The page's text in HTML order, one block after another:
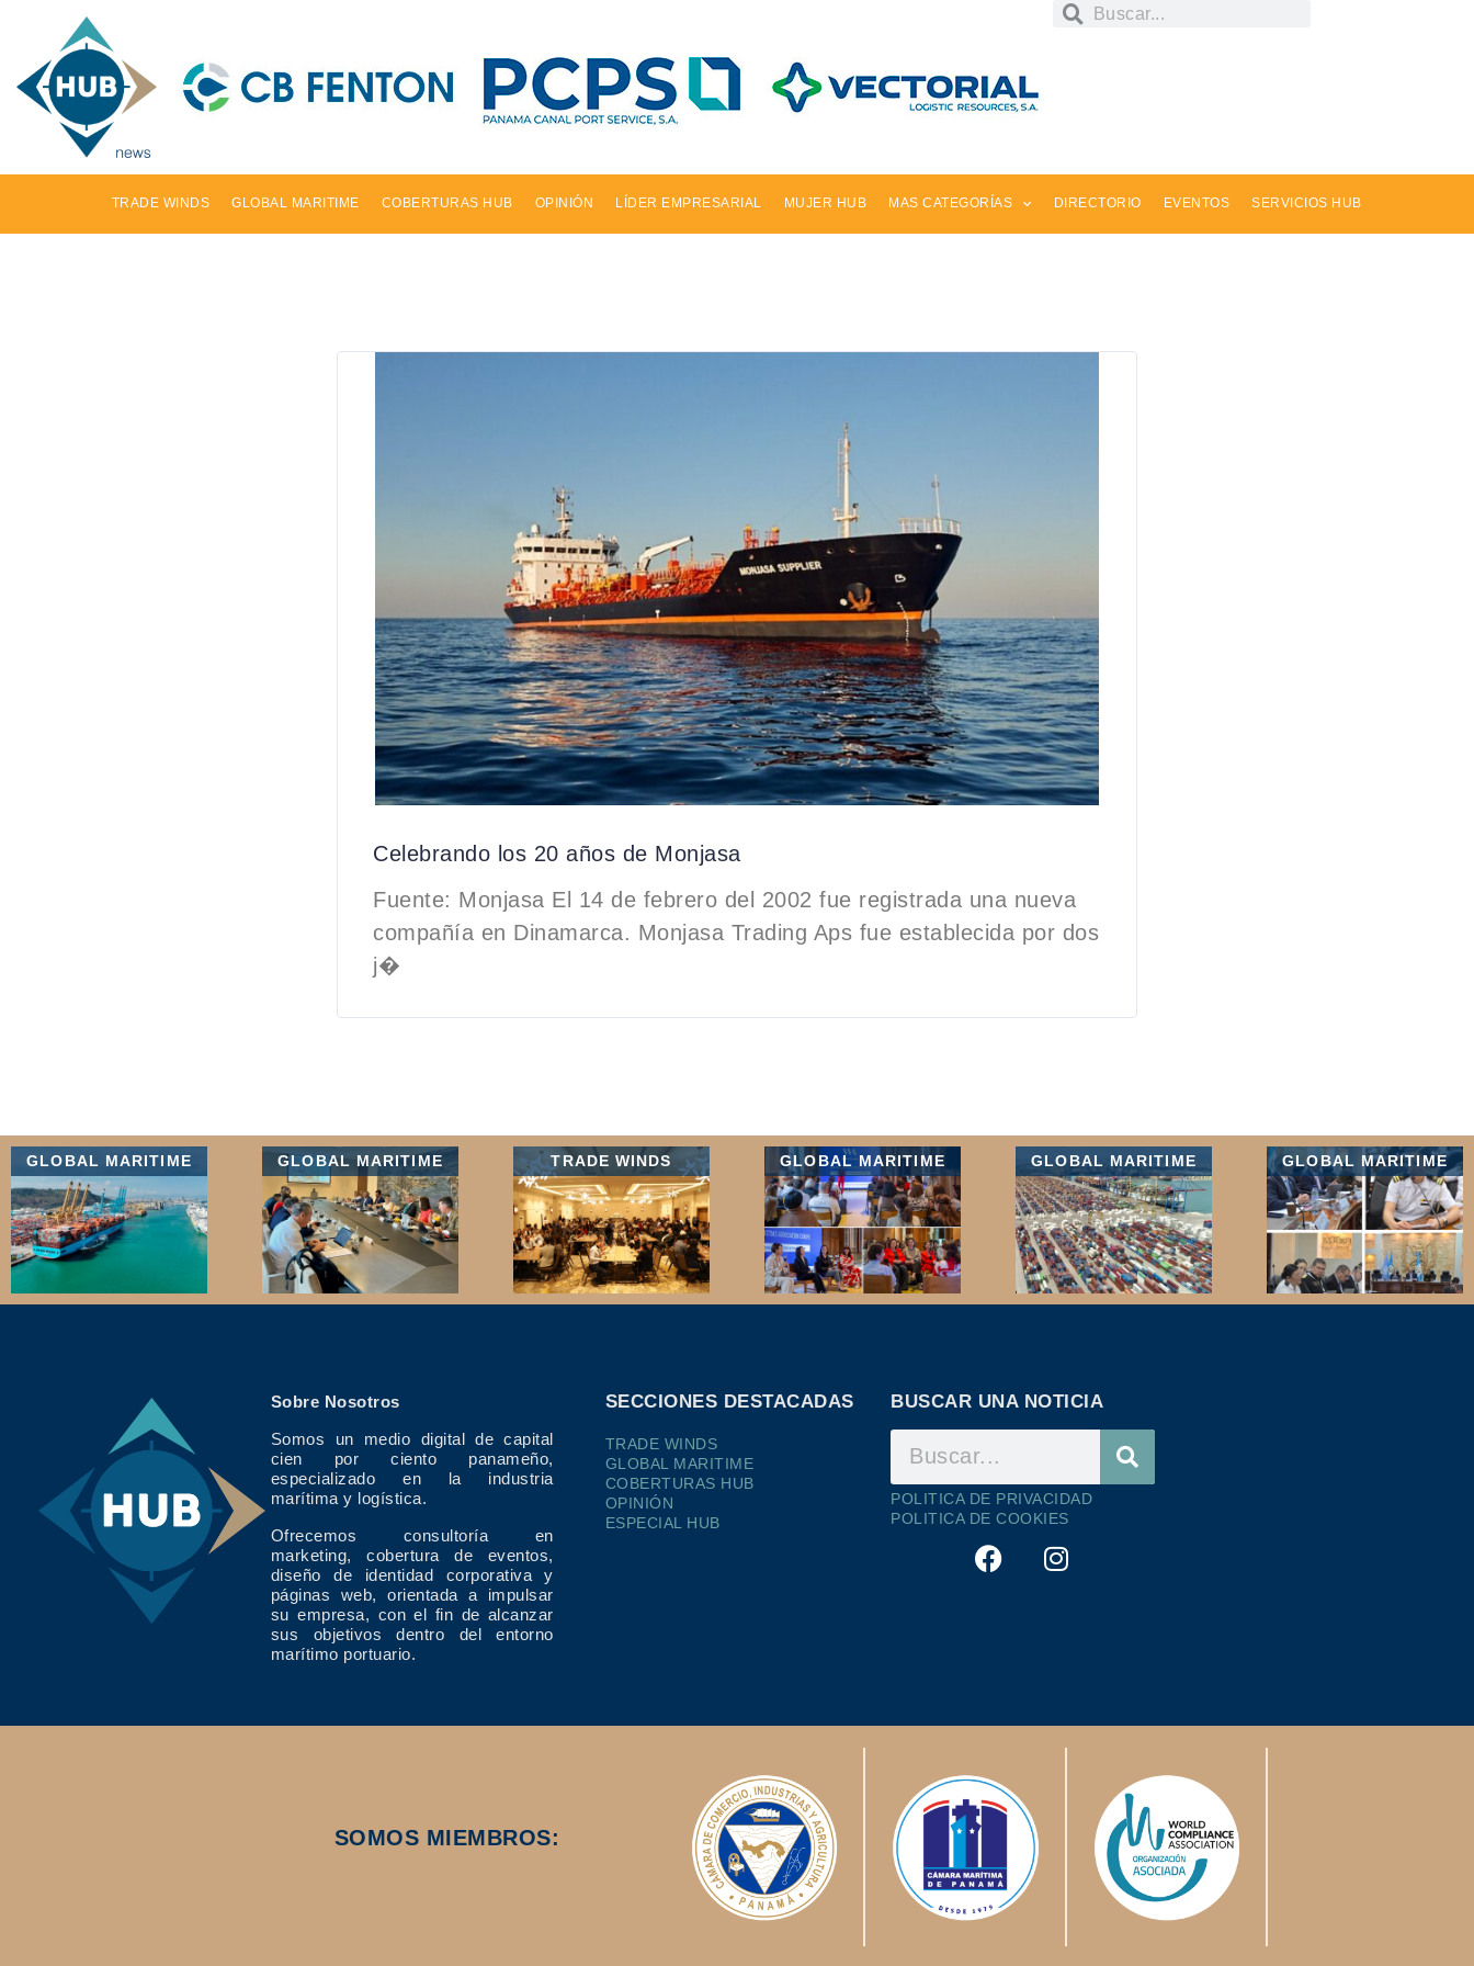
TRADE WINDS GLOBAL MARITIME COBERTURAS HUB OPINIÓN LÍDER EMPRESARIAL MUJER HUB MAS CATEGORÍAS DIRECTORIO EVENTOS SERVICIOS HUB
Celebrando los 20 años de Monjasa
Fuente: Monjasa El 14 de febrero del 2002 fue registrada una nueva
compañía en Dinamarca. Monjasa Trading Aps fue establecida por dos
j�
GLOBAL MARITIME GLOBAL MARITIME TRADE WINDS GLOBAL MARITIME GLOBAL MARITIME GLOBAL MARITIME
Sobre Nosotros
Somos un medio digital de capital
cien por ciento panameño,
especializado en la industria
marítima y logística.
Ofrecemos consultoría en
marketing, cobertura de eventos,
diseño de identidad corporativa y
páginas web, orientada a impulsar
su empresa, con el fin de alcanzar
sus objetivos dentro del entorno
marítimo portuario.
SECCIONES DESTACADAS
TRADE WINDS
GLOBAL MARITIME
COBERTURAS HUB
OPINIÓN
ESPECIAL HUB
BUSCAR UNA NOTICIA
POLITICA DE PRIVACIDAD
POLITICA DE COOKIES
SOMOS MIEMBROS: